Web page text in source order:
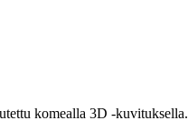
komealla 3D -kuvituksella.